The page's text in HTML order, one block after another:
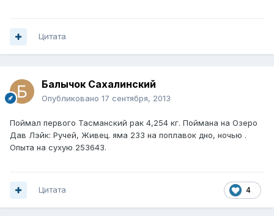
Цитата
Балычок Сахалинский
Опубликовано 17 сентября, 2013
Поймал первого Тасманский рак 4,254 кг. Поймана на Озеро
Дав Лэйк: Ручей, Живец. яма 233 на поплавок дно, ночью .
Опыта на сухую 253643.
4
Цитата